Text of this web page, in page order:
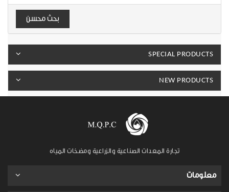
بحث محسن
SPECIAL PRODUCTS
NEW PRODUCTS
تجارة المعدات الصناعية والزراعية ومضخات المياه
معلومات